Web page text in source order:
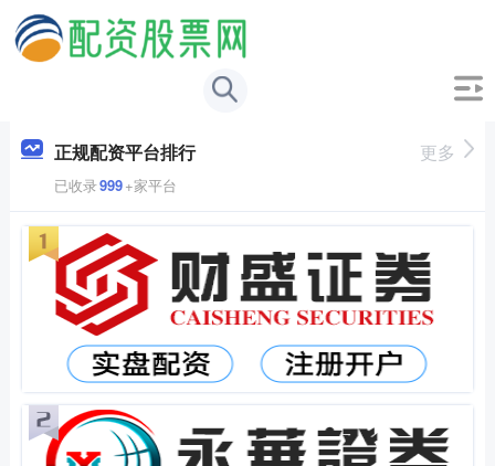
正规配资平台排行
已收录999+家平台
更多